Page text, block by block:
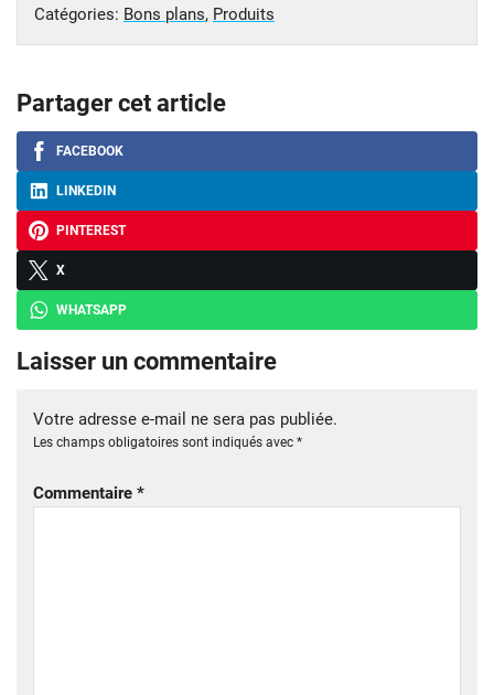
Catégories: Bons plans, Produits
Partager cet article
FACEBOOK
LINKEDIN
PINTEREST
X
WHATSAPP
Laisser un commentaire
Votre adresse e-mail ne sera pas publiée.
Les champs obligatoires sont indiqués avec *
Commentaire *